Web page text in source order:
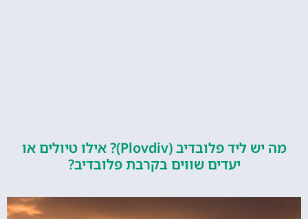
מה יש ליד פלובדיב (Plovdiv)? אילו טיולים או
יעדים שווים בקרבת פלובדיב?